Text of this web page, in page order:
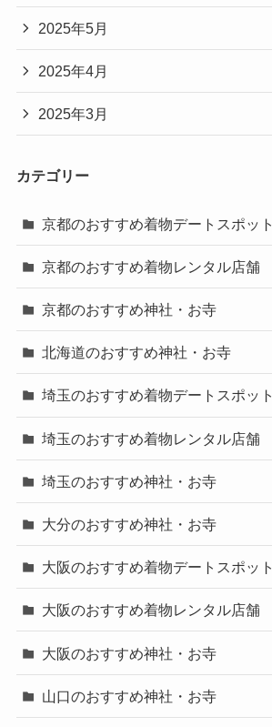
2025年5月
2025年4月
2025年3月
カテゴリー
京都のおすすめ着物デートスポット
京都のおすすめ着物レンタル店舗
京都のおすすめ神社・お寺
北海道のおすすめ神社・お寺
埼玉のおすすめ着物デートスポット
埼玉のおすすめ着物レンタル店舗
埼玉のおすすめ神社・お寺
大分のおすすめ神社・お寺
大阪のおすすめ着物デートスポット
大阪のおすすめ着物レンタル店舗
大阪のおすすめ神社・お寺
山口のおすすめ神社・お寺